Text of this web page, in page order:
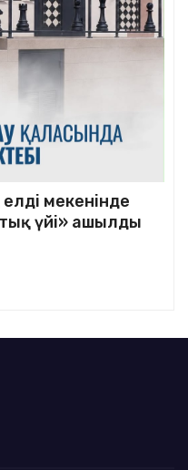
мекенінде
үйі» ашылды